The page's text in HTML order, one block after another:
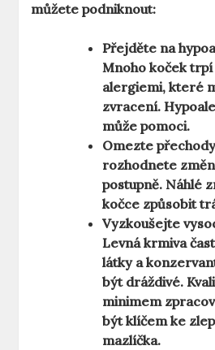
můžete podniknout:
Přejděte na
Mnoho koček
alergiemi, které
zvracení.
může pomoci.
Omezte
rozhodnete
postupně. Náhlé
kočce způsobit
Vyzkoušejte
Levná krmiva
látky a
být dráždivé.
minimem
být klíčem ke
mazlíčka.